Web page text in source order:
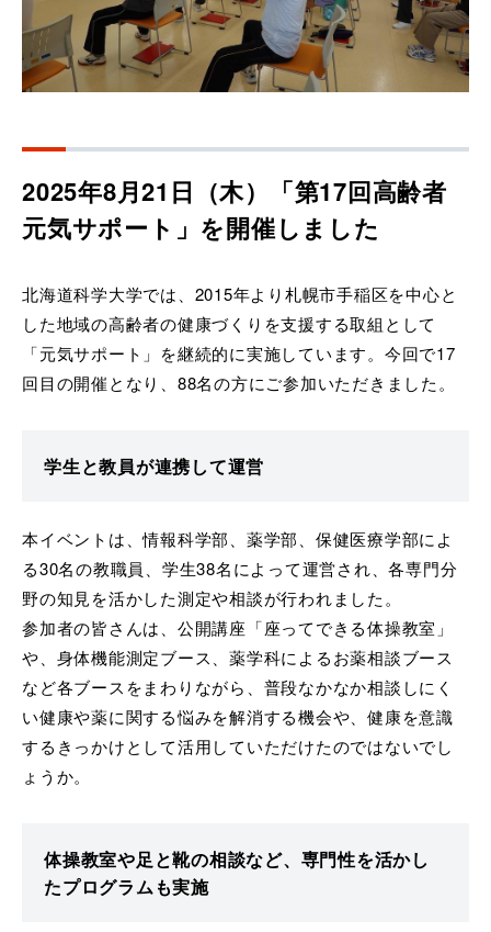
2025年8月21日（木）「第17回高齢者
元気サポート」を開催しました
北海道科学大学では、2015年より札幌市手稲区を中心と
した地域の高齢者の健康づくりを支援する取組として
「元気サポート」を継続的に実施しています。今回で17
回目の開催となり、88名の方にご参加いただきました。
学生と教員が連携して運営
本イベントは、情報科学部、薬学部、保健医療学部によ
る30名の教職員、学生38名によって運営され、各専門分
野の知見を活かした測定や相談が行われました。
参加者の皆さんは、公開講座「座ってできる体操教室」
や、身体機能測定ブース、薬学科によるお薬相談ブース
など各ブースをまわりながら、普段なかなか相談しにく
い健康や薬に関する悩みを解消する機会や、健康を意識
するきっかけとして活用していただけたのではないでし
ょうか。
体操教室や足と靴の相談など、専門性を活かし
たプログラムも実施